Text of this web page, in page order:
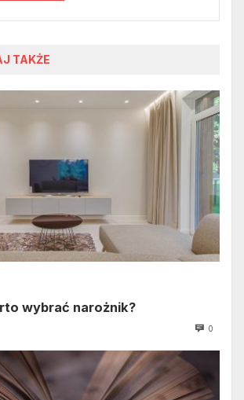
TAKŻE
wybrać narożnik?
0